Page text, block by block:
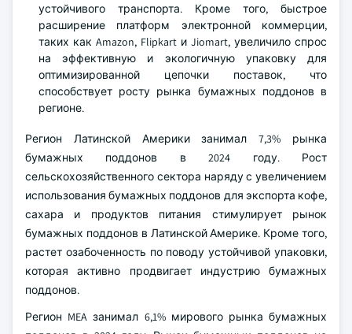
устойчивого транспорта. Кроме того, быстрое
расширение платформ электронной коммерции,
таких как Amazon, Flipkart и Jiomart, увеличило спрос
на эффективную и экологичную упаковку для
оптимизированной цепочки поставок, что
способствует росту рынка бумажных поддонов в
регионе.
Регион Латинской Америки занимал 7,3% рынка
бумажных поддонов в 2024 году. Рост
сельскохозяйственного сектора наряду с увеличением
использования бумажных поддонов для экспорта кофе,
сахара и продуктов питания стимулирует рынок
бумажных поддонов в Латинской Америке. Кроме того,
растет озабоченность по поводу устойчивой упаковки,
которая активно продвигает индустрию бумажных
поддонов.
Регион MEA занимал 6,1% мирового рынка бумажных